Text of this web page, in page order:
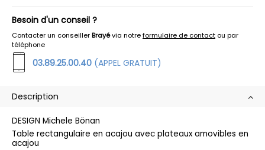
Besoin d'un conseil ?
Contacter un conseillerBrayévia notreformulaire de contact ou par
téléphone
03.89.25.00.40 (APPEL GRATUIT)
Description
DESIGN Michele Bönan
Table rectangulaire en acajou avec plateaux amovibles en
acajou